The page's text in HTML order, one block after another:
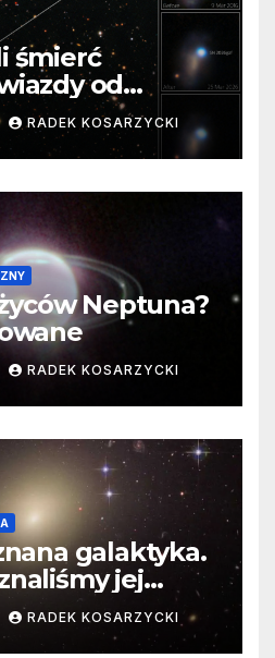
śmierć
od
Niezwykle
RADEK KOSARZYCKI
Neptuna?
RADEK KOSARZYCKI
galaktyka.
jej
RADEK KOSARZYCKI